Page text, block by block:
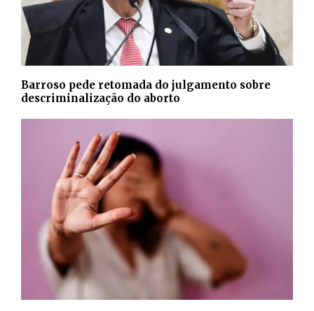
Barroso pede retomada do julgamento sobre
descriminalização do aborto